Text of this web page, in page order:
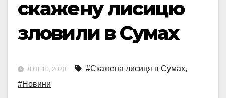
скажену лисицю
зловили в Сумах
ЛЮТ 10, 2020 #Cкажена лисиця в Сумах,
#Новини